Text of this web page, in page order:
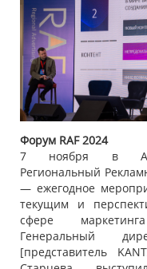
Форум RAF 2024
7 ноября в
Региональный
— ежегодное
текущим и
сфере
Генеральный
[представитель